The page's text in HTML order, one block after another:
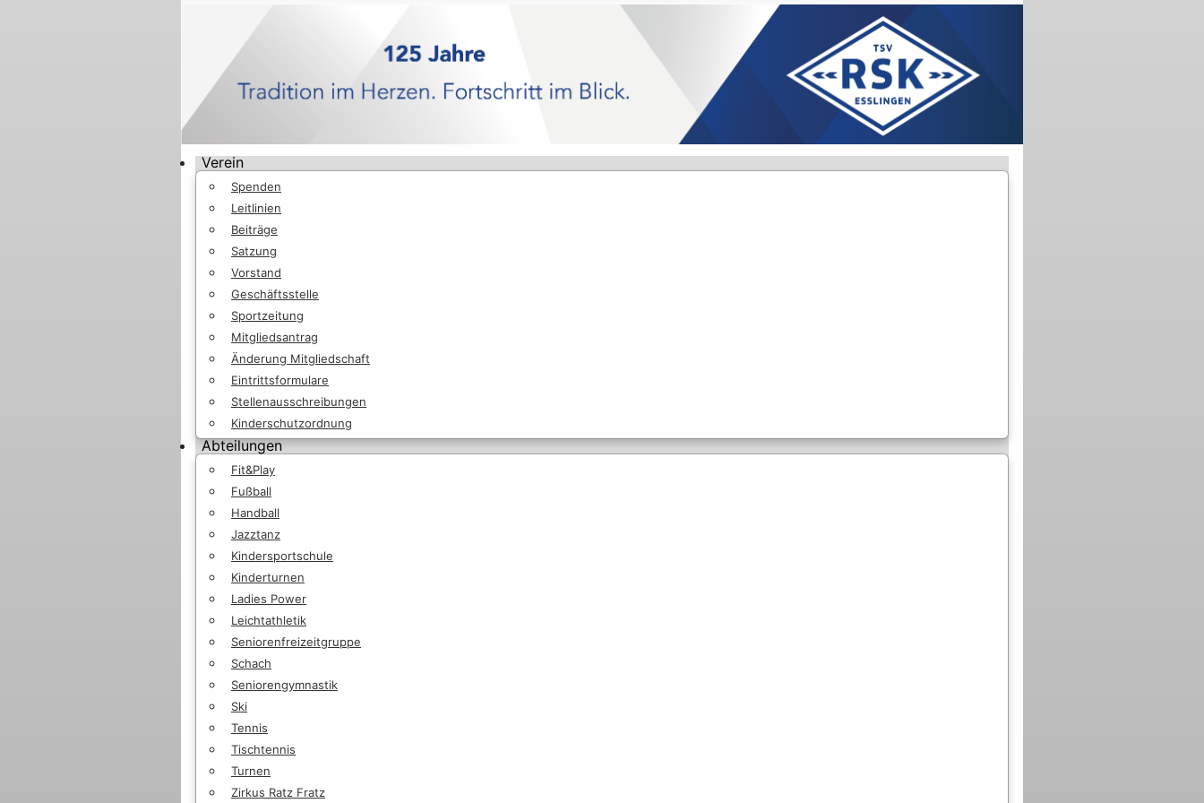
Verein
Spenden
Leitlinien
Beiträge
Satzung
Vorstand
Geschäftsstelle
Sportzeitung
Mitgliedsantrag
Änderung Mitgliedschaft
Eintrittsformulare
Stellenausschreibungen
Kinderschutzordnung
Abteilungen
Fit&Play
Fußball
Handball
Jazztanz
Kindersportschule
Kinderturnen
Ladies Power
Leichtathletik
Seniorenfreizeitgruppe
Schach
Seniorengymnastik
Ski
Tennis
Tischtennis
Turnen
Zirkus Ratz Fratz